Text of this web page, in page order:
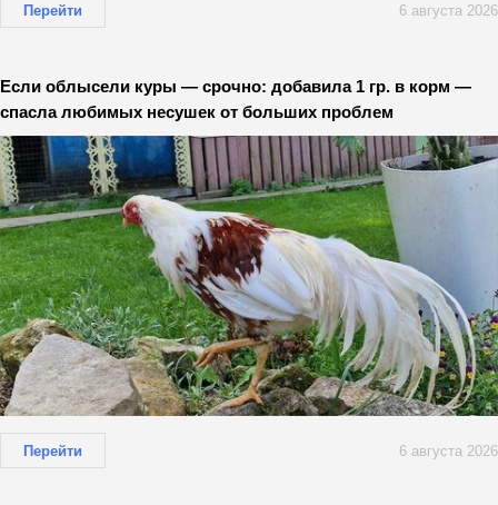
Перейти 6 августа 2026
Если облысели куры — срочно: добавила 1 гр. в корм —
спасла любимых несушек от больших проблем
Перейти 6 августа 2026